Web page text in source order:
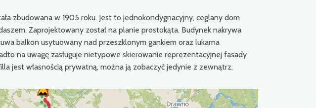
zbudowana w 1905 roku. Jest to jednokondygnacyjny, ceglany dom
Zaprojektowany został na planie prostokąta. Budynek nakrywa
balkon usytuowany nad przeszklonym gankiem oraz lukarna
na uwagę zasługuje nietypowe skierowanie reprezentacyjnej fasady
jest własnością prywatną, można ją zobaczyć jedynie z zewnątrz.